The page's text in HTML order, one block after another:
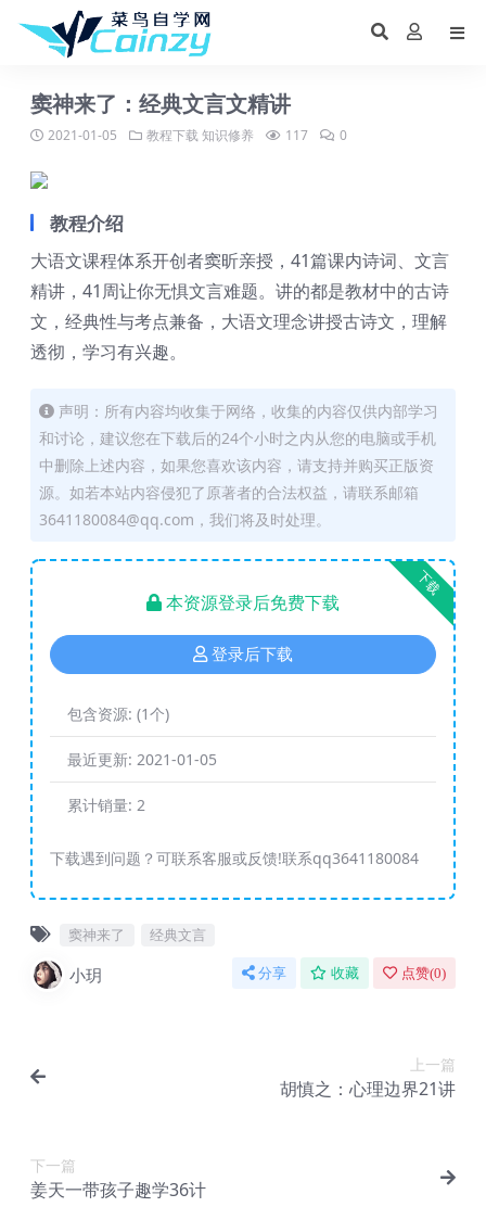
窦神来了：经典文言文精讲
2021-01-05 教程下载知识修养 117 0
教程介绍
大语文课程体系开创者窦昕亲授，41篇课内诗词、文言
精讲，41周让你无惧文言难题。讲的都是教材中的古诗
文，经典性与考点兼备，大语文理念讲授古诗文，理解
透彻，学习有兴趣。
声明：所有内容均收集于网络，收集的内容仅供内部学习
和讨论，建议您在下载后的24个小时之内从您的电脑或手机
中删除上述内容，如果您喜欢该内容，请支持并购买正版资
源。如若本站内容侵犯了原著者的合法权益，请联系邮箱
3641180084@qq.com，我们将及时处理。
下载
本资源登录后免费下载
登录后下载
包含资源: (1个)
最近更新: 2021-01-05
累计销量: 2
下载遇到问题？可联系客服或反馈!联系qq3641180084
窦神来了 经典文言
小玥 分享 收藏 点赞(0)
上一篇
胡慎之：心理边界21讲
下一篇
姜天一带孩子趣学36计